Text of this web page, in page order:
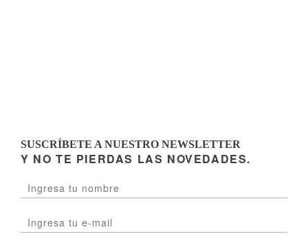
SUSCRÍBETE A NUESTRO NEWSLETTER
Y NO TE PIERDAS LAS NOVEDADES.